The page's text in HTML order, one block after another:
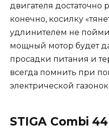
двигателя
конечно, косилку
удлинителем не пойми
мощный мотор будет
просадки питания и
всегда помнить при
электрической
STIGA Combi